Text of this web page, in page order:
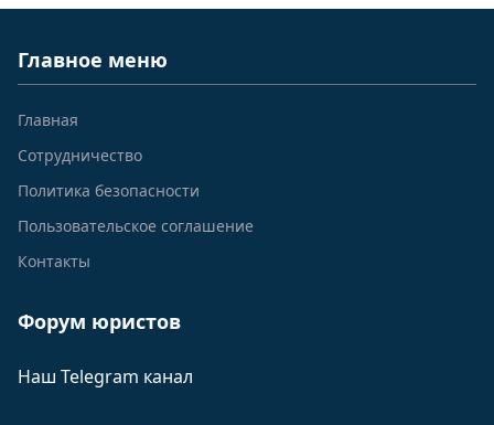
Главное меню
Главная
Сотрудничество
Политика безопасности
Пользовательское соглашение
Контакты
Форум юристов
Наш Telegram канал